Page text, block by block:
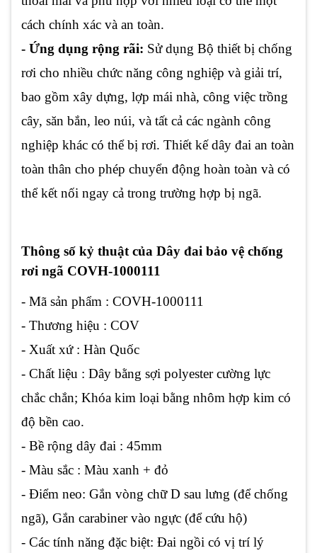
cách chính xác và an toàn.
- Ứng dụng rộng rãi: Sử dụng Bộ thiết bị chống
rơi cho nhiều chức năng công nghiệp và giải trí,
bao gồm xây dựng, lợp mái nhà, công việc trồng
cây, săn bắn, leo núi, và tất cả các ngành công
nghiệp khác có thể bị rơi. Thiết kế dây đai an toàn
toàn thân cho phép chuyển động hoàn toàn và có
thể kết nối ngay cả trong trường hợp bị ngã.
Thông số kỷ thuật của Dây đai bảo vệ chống
rơi ngã COVH-1000111
- Mã sản phẩm : COVH-1000111
- Thương hiệu : COV
- Xuất xứ : Hàn Quốc
- Chất liệu : Dây bằng sợi polyester cường lực
chắc chắn; Khóa kim loại bằng nhôm hợp kim có
độ bền cao.
- Bề rộng dây đai : 45mm
- Màu sắc : Màu xanh + đỏ
- Điểm neo: Gắn vòng chữ D sau lưng (để chống
ngã), Gắn carabiner vào ngực (để cứu hộ)
- Các tính năng đặc biệt: Đai ngồi có vị trí lý